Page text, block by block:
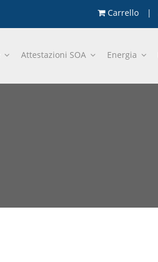
Carrello |
Attestazioni SOA Energia